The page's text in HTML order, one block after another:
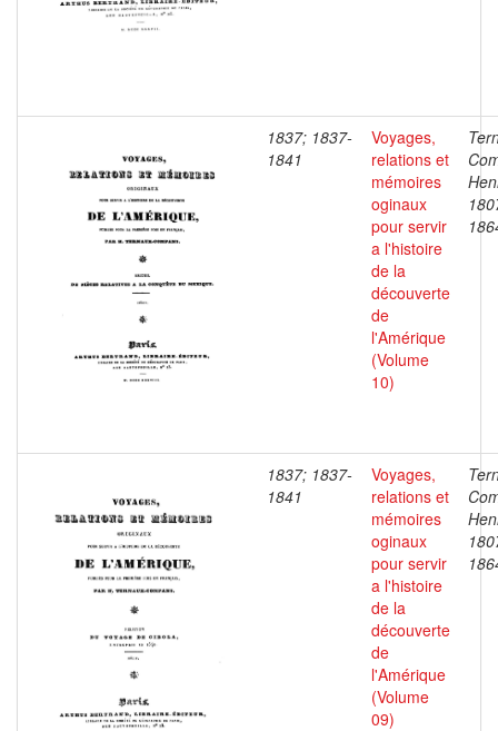
1837; 1837-
1841
Voyages,
relations et
mémoires
oginaux
pour servir
a l'histoire
de la
découverte
de
l'Amérique
(Volume
10)
1837; 1837-
1841
Voyages,
relations et
mémoires
oginaux
pour servir
a l'histoire
de la
découverte
de
l'Amérique
(Volume
09)